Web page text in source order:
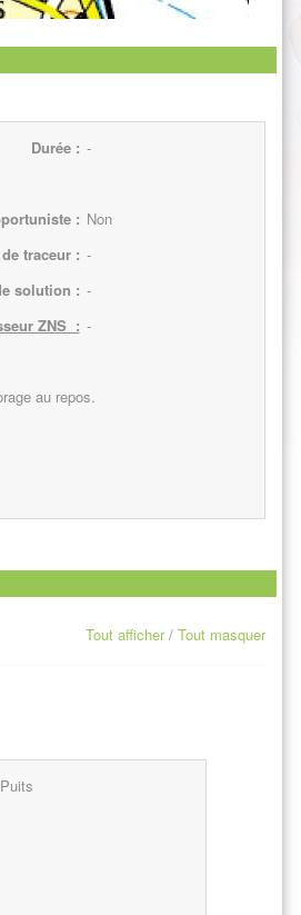
Durée : -
: Non
traceur : -
solution : -
ZNS : -
au repos.
Tout afficher/ Tout masquer
Puits